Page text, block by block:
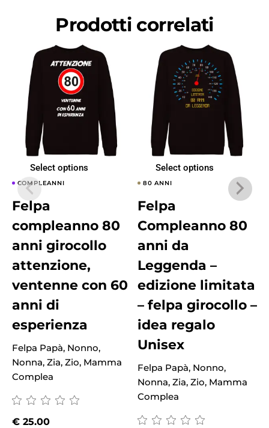
Prodotti correlati
Select options
COMPLEANNI
Felpa
compleanno 80
anni girocollo
attenzione,
ventenne con 60
anni di
esperienza
Felpa Papà, Nonno,
Nonna, Zia, Zio, Mamma
Complea
€25.00
Select options
80 ANNI
Felpa
Compleanno 80
anni da
Leggenda –
edizione limitata
– felpa girocollo –
idea regalo
Unisex
Felpa Papà, Nonno,
Nonna, Zia, Zio, Mamma
Complea